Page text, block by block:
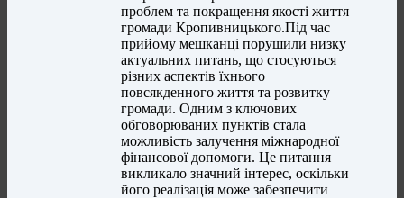
проблем та покращення якості життя
громади Кропивницького.Під час
прийому мешканці порушили низку
актуальних питань, що стосуються
різних аспектів їхнього
повсякденного життя та розвитку
громади. Одним з ключових
обговорюваних пунктів стала
можливість залучення міжнародної
фінансової допомоги. Це питання
викликало значний інтерес, оскільки
його реалізація може забезпечити